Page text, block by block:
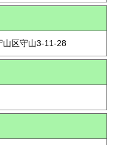
山区守山3-11-28